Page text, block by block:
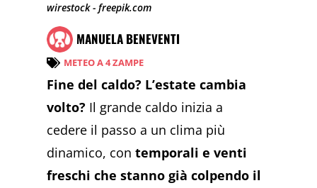
wirestock - freepik.com
MANUELA BENEVENTI
METEO A 4 ZAMPE
Fine del caldo? L’estate cambia
volto? Il grande caldo inizia a
cedere il passo a un clima più
dinamico, contemporali e venti
freschi che stanno già colpendo il